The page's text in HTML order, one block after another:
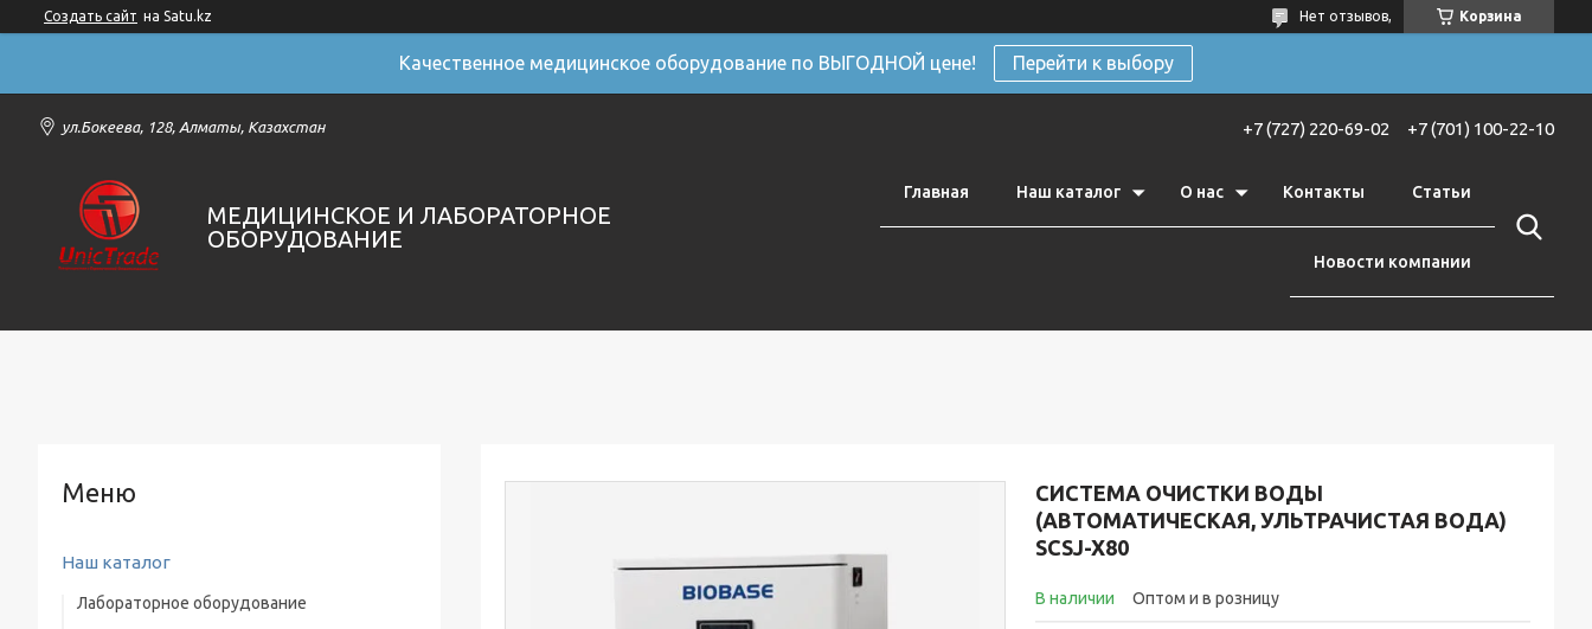
Создать сайт на Satu.kz Корзина
Нет отзывов,
Качественное медицинское оборудование по ВЫГОДНОЙ цене! Перейти к выбору
ул.Бокеева, 128, Алматы, Казахстан +7 (727) 220-69-02 +7 (701) 100-22-10
МЕДИЦИНСКОЕ И ЛАБОРАТОРНОЕ
ОБОРУДОВАНИЕ
Главная Наш каталог О нас Контакты Статьи
Новости компании
СИСТЕМА ОЧИСТКИ ВОДЫ
(АВТОМАТИЧЕСКАЯ, УЛЬТРАЧИСТАЯ ВОДА)
SCSJ-X80
В наличии Оптом и в розницу
Наш каталог
Лабораторное оборудование